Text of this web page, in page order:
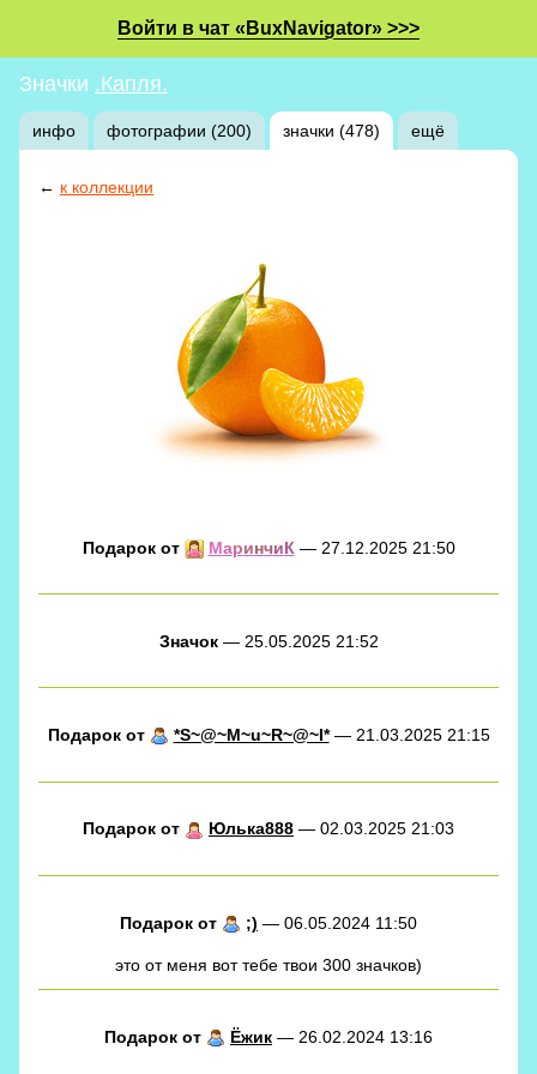
Войти в чат «BuxNavigator» >>>
Значки .Капля.
инфо фотографии (200) значки (478) ещё
← к коллекции
Подарок от МаринчиК — 27.12.2025 21:50
Значок— 25.05.2025 21:52
Подарок от *S~@~M~u~R~@~I*— 21.03.2025 21:15
Подарок от Юлька888 — 02.03.2025 21:03
Подарок от ;) — 06.05.2024 11:50
это от меня вот тебе твои 300 значков)
Подарок от Ёжик — 26.02.2024 13:16